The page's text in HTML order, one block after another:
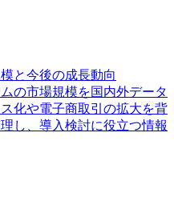
と今後の成長動向
の市場規模を国内外データ
化や電子商取引の拡大を背
し、導入検討に役立つ情報